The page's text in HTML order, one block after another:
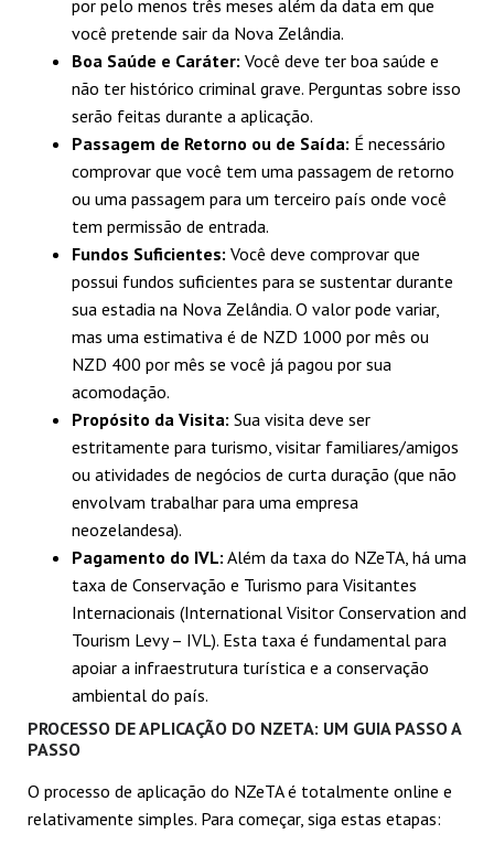
por pelo menos três meses além da data em que
você pretende sair da Nova Zelândia.
Boa Saúde e Caráter: Você deve ter boa saúde e
não ter histórico criminal grave. Perguntas sobre isso
serão feitas durante a aplicação.
Passagem de Retorno ou de Saída: É necessário
comprovar que você tem uma passagem de retorno
ou uma passagem para um terceiro país onde você
tem permissão de entrada.
Fundos Suficientes: Você deve comprovar que
possui fundos suficientes para se sustentar durante
sua estadia na Nova Zelândia. O valor pode variar,
mas uma estimativa é de NZD 1000 por mês ou
NZD 400 por mês se você já pagou por sua
acomodação.
Propósito da Visita: Sua visita deve ser
estritamente para turismo, visitar familiares/amigos
ou atividades de negócios de curta duração (que não
envolvam trabalhar para uma empresa
neozelandesa).
Pagamento do IVL: Além da taxa do NZeTA, há uma
taxa de Conservação e Turismo para Visitantes
Internacionais (International Visitor Conservation and
Tourism Levy – IVL). Esta taxa é fundamental para
apoiar a infraestrutura turística e a conservação
ambiental do país.
PROCESSO DE APLICAÇÃO DO NZETA: UM GUIA PASSO A
PASSO
O processo de aplicação do NZeTA é totalmente online e
relativamente simples. Para começar, siga estas etapas: